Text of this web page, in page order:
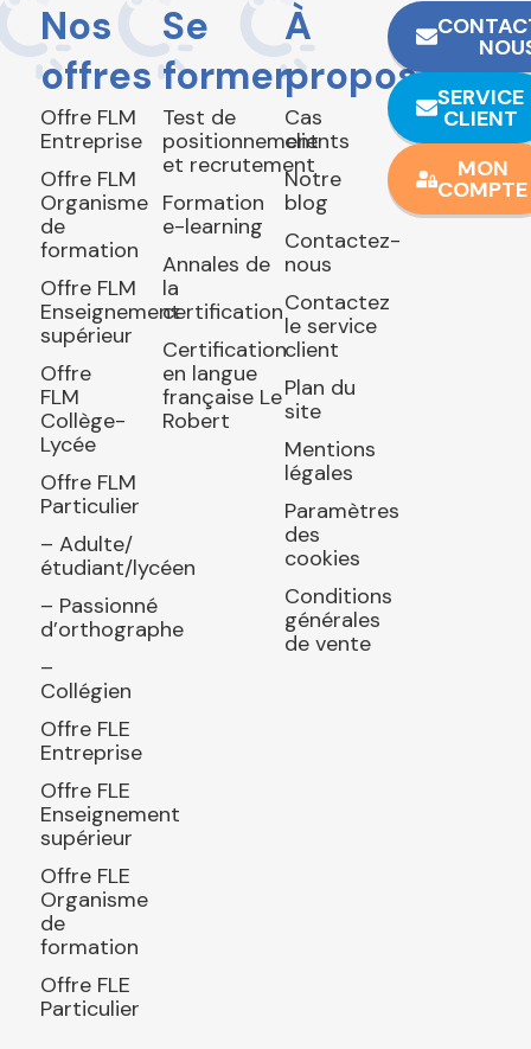
Nos
offres
Offre FLM
Entreprise
Offre FLM
Organisme
de
formation
Offre FLM
Enseignement
supérieur
Offre
FLM
Collège-
Lycée
Offre FLM
Particulier
– Adulte/
étudiant/lycéen
– Passionné
d’orthographe
–
Collégien
Offre FLE
Entreprise
Offre FLE
Enseignement
supérieur
Offre FLE
Organisme
de
formation
Offre FLE
Particulier
Se
former
Test de
positionnement
et recrutement
Formation
e-learning
Annales de
la
certification
Certification
en langue
française Le
Robert
À
propos
Cas
clients
Notre
blog
Contactez-
nous
Contactez
le service
client
Plan du
site
Mentions
légales
Paramètres
des
cookies
Conditions
générales
de vente
SERVICE
CLIENT
MON
COMPTE